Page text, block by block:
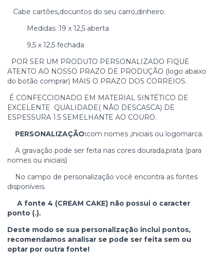
Cabe cartões,docuntos do seu carro,dinheiro.
Medidas :19 x 12,5 aberta
9,5 x 12,5 fechada
POR SER UM PRODUTO PERSONALIZADO FIQUE
ATENTO AO NOSSO PRAZO DE PRODUÇÃO (logo abaixo
do botão comprar) MAIS O PRAZO DOS CORREIOS.
É CONFECCIONADO EM MATERIAL SINTÉTICO DE
EXCELENTE QUALIDADE( NÃO DESCASCA) DE
ESPESSURA 1.5 SEMELHANTE AO COURO.
PERSONALIZAÇÃO:com nomes ,iniciais ou logomarca.
A gravação pode ser feita nas cores dourada,prata (para
nomes ou iniciais)
No campo de personalização você encontra as fontes
disponíveis.
A fonte 4 (CREAM CAKE) não possui o caracter
ponto (.).
Deste modo se sua personalização inclui pontos,
recomendamos analisar se pode ser feita sem ou
optar por outra fonte!